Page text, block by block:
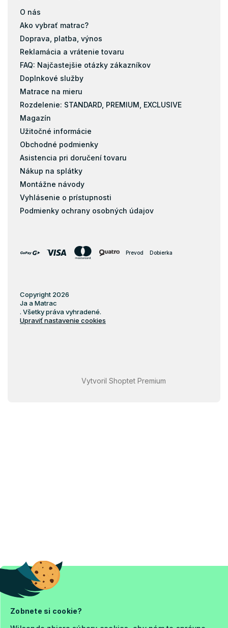
Zobnete si cookie?
O nás
Ako vybrať matrac?
Doprava, platba, výnos
Reklamácia a vrátenie tovaru
FAQ: Najčastejšie otázky zákazníkov
Doplnkové služby
Matrace na mieru
Rozdelenie: STANDARD, PREMIUM, EXCLUSIVE
Magazín
Užitočné informácie
Obchodné podmienky
Asistencia pri doručení tovaru
Nákup na splátky
Montážne návody
Vyhlásenie o prístupnosti
Podmienky ochrany osobných údajov
Prevod Dobierka
Vytvoril Shoptet Premium
Copyright 2026
Ja a Matrac
. Všetky práva vyhradené.
Upraviť nastavenie cookies